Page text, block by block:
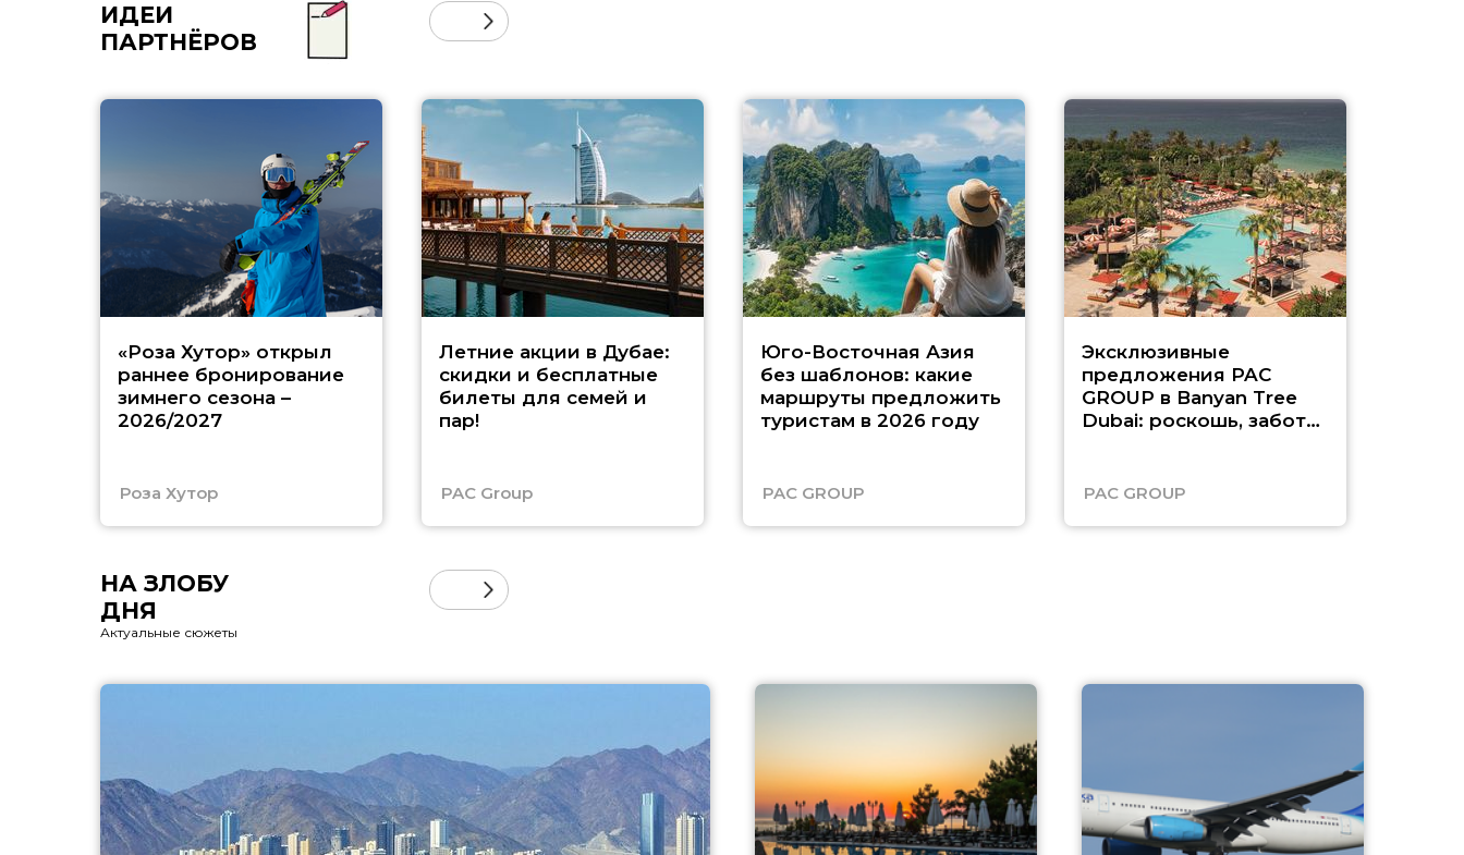
ИДЕИ
ПАРТНЁРОВ
«Роза Хутор» открыл
раннее бронирование
зимнего сезона –
2026/2027
Роза Хутор
Летние акции в Дубае:
скидки и бесплатные
билеты для семей и
пар!
PAC Group
Юго-Восточная Азия
без шаблонов: какие
маршруты предложить
туристам в 2026 году
PAC GROUP
Эксклюзивные
предложения PAC
GROUP в Banyan Tree
Dubai: роскошь, забота
PAC GROUP
НА ЗЛОБУ
ДНЯ
Актуальные сюжеты